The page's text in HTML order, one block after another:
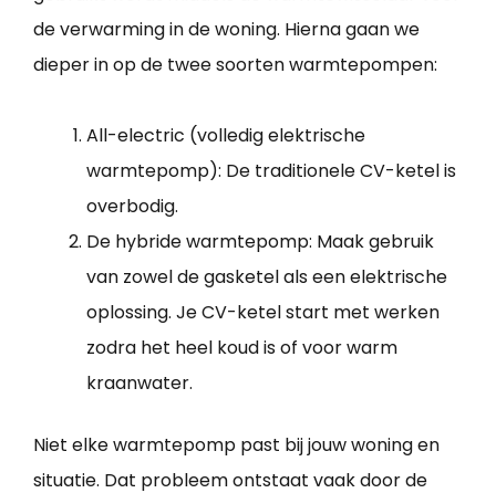
de verwarming in de woning. Hierna gaan we
dieper in op de twee soorten warmtepompen:
All-electric (volledig elektrische
warmtepomp): De traditionele CV-ketel is
overbodig.
De hybride warmtepomp: Maak gebruik
van zowel de gasketel als een elektrische
oplossing. Je CV-ketel start met werken
zodra het heel koud is of voor warm
kraanwater.
Niet elke warmtepomp past bij jouw woning en
situatie. Dat probleem ontstaat vaak door de